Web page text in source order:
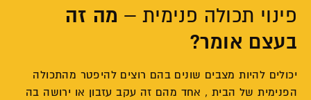
פינוי תכולה פנימית – מה זה
בעצם אומר?
יכולים להיות מצבים שונים בהם רוצים להיפטר מהתכולה
הפנימית של הבית , אחד מהם זה עקב עזבון או ירושה בה